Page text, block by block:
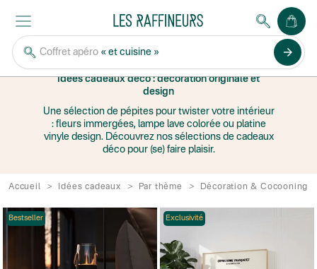
Coffret apéro « et cuisine » arrow_forward
DÉCORATION &
COCOONING
Idées cadeaux déco : décoration originale et
design
Une sélection de pépites pour twister votre intérieur
: fleurs immergées, lampe lave colorée ou platine
vinyle design. Découvrez nos sélections de cadeaux
déco pour (se) faire plaisir.
Accueil Idées cadeaux Par thème Décoration & Cocooning
Bestseller Exclusivité